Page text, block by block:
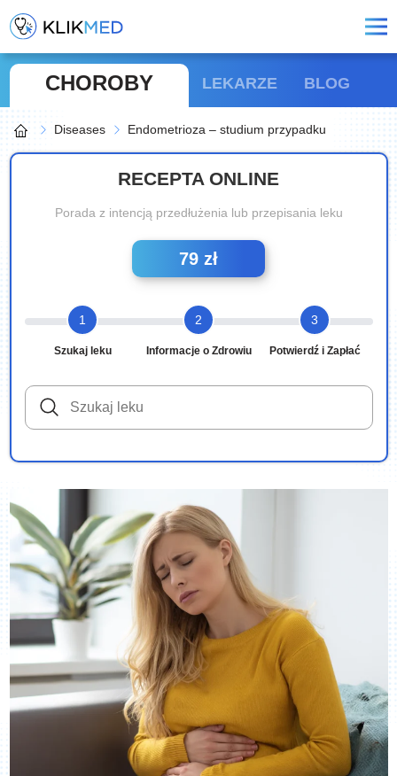
CHOROBY LEKARZE BLOG
Diseases Endometrioza – studium przypadku
RECEPTA ONLINE
Porada z intencją przedłużenia lub przepisania leku
79 zł
1
Szukaj leku
2
Informacje o Zdrowiu
3
Potwierdź i Zapłać